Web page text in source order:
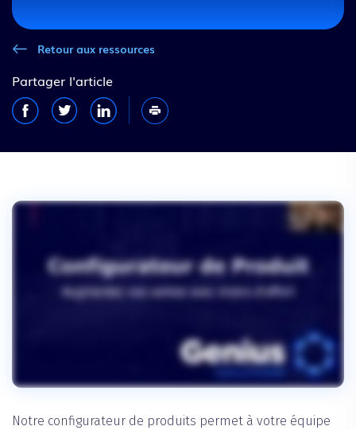
Retour aux ressources
Partager l'article
Notre configurateur de produits permet à votre équipe